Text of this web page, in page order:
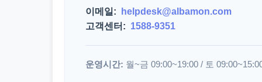
이메일:
helpdesk@albamon.com
고객센터: 1588-9351
운영시간: 월~금 09:00~19:00 / 토